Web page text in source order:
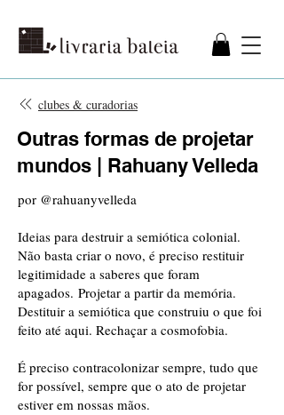
clubes & curadorias
Outras formas de projetar
mundos | Rahuany Velleda
por @rahuanyvelleda
Ideias para destruir a semiótica colonial.
Não basta criar o novo, é preciso restituir
legitimidade a saberes que foram
apagados. Projetar a partir da memória.
Destituir a semiótica que construiu o que foi
feito até aqui. Rechaçar a cosmofobia.
É preciso contracolonizar sempre, tudo que
for possível, sempre que o ato de projetar
estiver em nossas mãos.